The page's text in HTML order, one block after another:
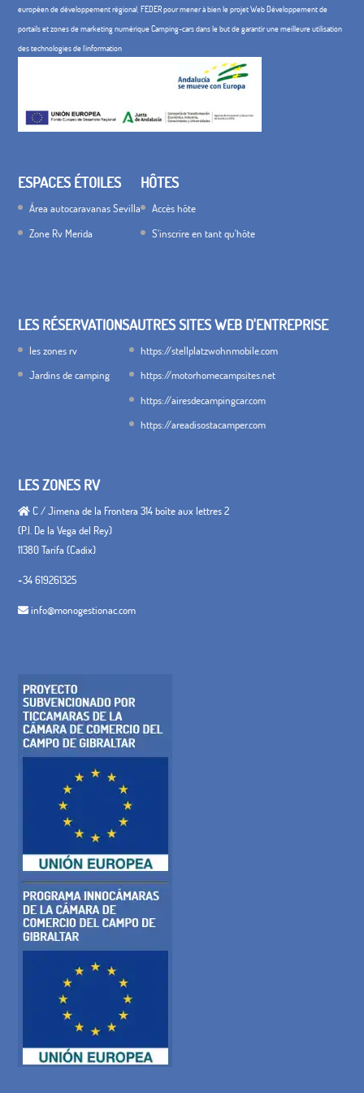
européen de développement régional, FEDER pour mener à bien le projet Web Développement de
portails et zones de marketing numérique Camping-cars dans le but de garantir une meilleure utilisation
des technologies de l'information
ESPACES ÉTOILES
Área autocaravanas Sevilla
Zone Rv Merida
HÔTES
Accès hôte
S'inscrire en tant qu'hôte
LES RÉSERVATIONS
les zones rv
Jardins de camping
AUTRES SITES WEB D'ENTREPRISE
https://stellplatzwohnmobile.com
https://motorhomecampsites.net
https://airesdecampingcar.com
https://areadisostacamper.com
LES ZONES RV
C / Jimena de la Frontera 314 boîte aux lettres 2
(P.I. De la Vega del Rey)
11380 Tarifa (Cadix)
+34 619261325
info@monogestionac.com